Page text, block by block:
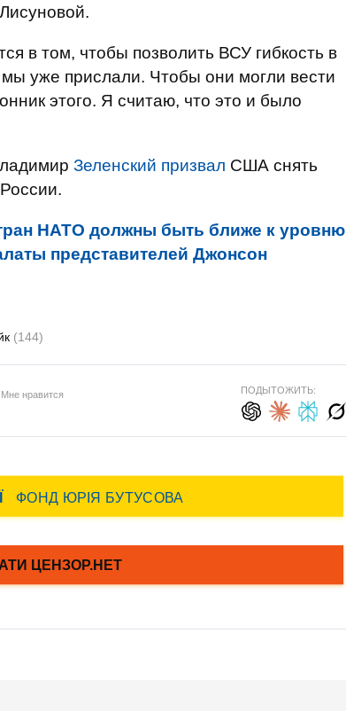
в том, чтобы позволить ВСУ гибкость в
уже прислали. Чтобы они могли вести
этого. Я считаю, что это и было
Зеленский призвал США снять
НАТО должны быть ближе к уровню
представителей Джонсон
(144)
Мне нравится ПОДЫТОЖИТЬ: